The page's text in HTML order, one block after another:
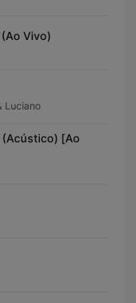
Vivo)
Luciano
(Acústico) [Ao